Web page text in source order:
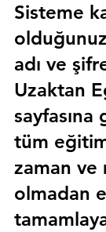
Sisteme
adı ve
Uzaktan
sayfasına
tüm
zaman ve
olmadan